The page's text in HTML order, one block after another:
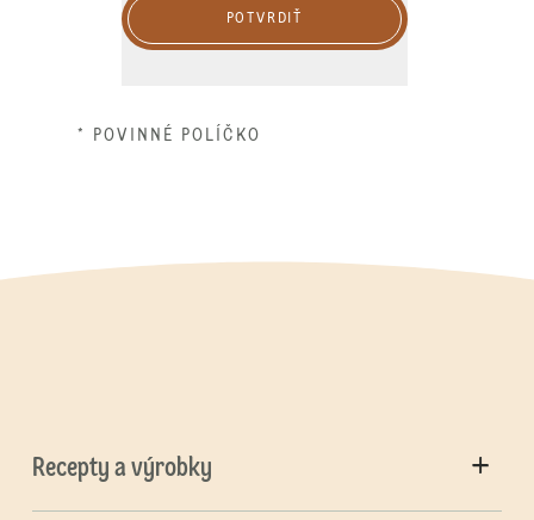
POTVRDIŤ
* POVINNÉ POLÍČKO
Recepty a výrobky